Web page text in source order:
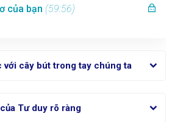
của bạn (59:56)
với cây bút trong tay chúng ta
Tư duy rõ ràng